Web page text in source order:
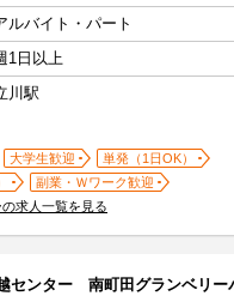
ルバイト・パート
1日以上
川駅
大学生歓迎
単発（1日OK）
副業・Ｗワーク歓迎
求人一覧を見る
センター 南町田グランベリー